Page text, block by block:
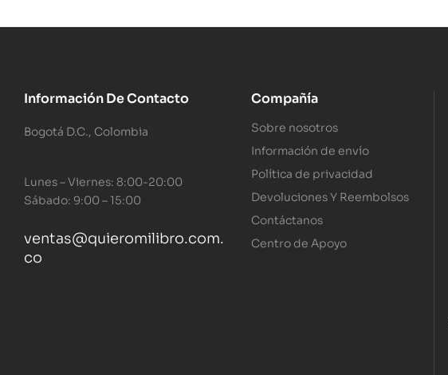
Información De Contacto
Bogotá D.C., Colombia
Lunes – Viernes: 8:00-20:00
Sábado: 9:00 – 15:00
ventas@quieromilibro.com.
co
Compañía
Sobre nosotros
Información de envío
Política de privacidad
Devoluciones Y Reembolsos
Contáctanos
Centro de Apoyo